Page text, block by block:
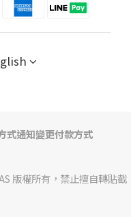
式通知變更付款方式
版權所有，禁止擅自轉貼截